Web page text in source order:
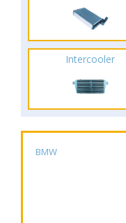
Intercooler
BMW